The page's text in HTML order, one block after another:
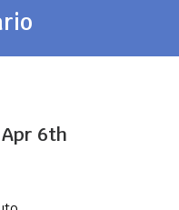
sei qui:
6th